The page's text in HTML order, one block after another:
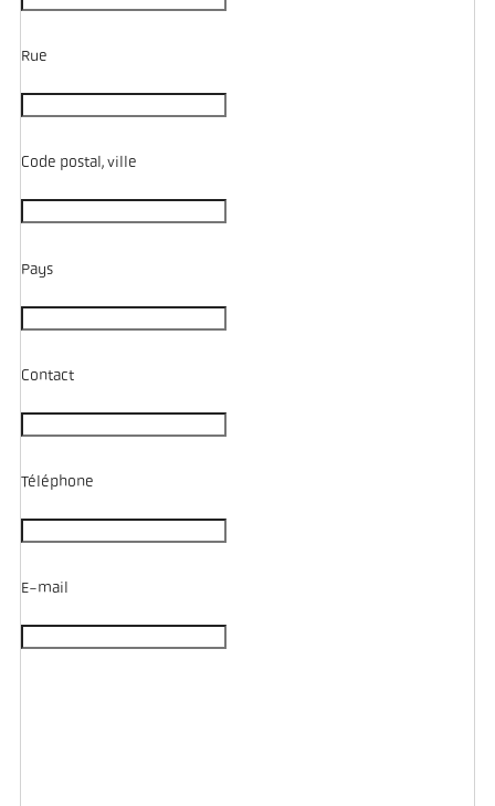
Rue
Code postal, ville
Pays
Contact
Téléphone
E-mail